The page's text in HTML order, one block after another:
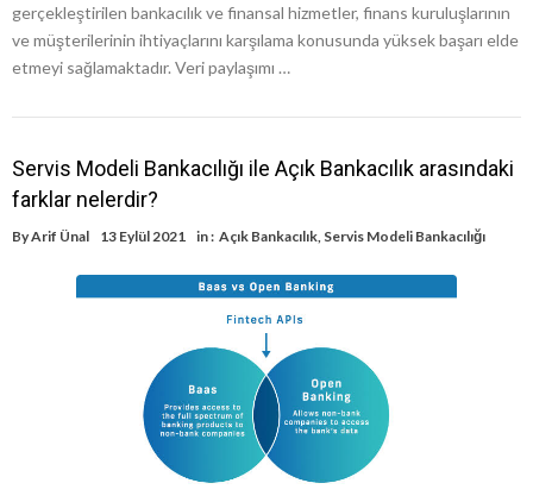
gerçekleştirilen bankacılık ve finansal hizmetler, finans kuruluşlarının
ve müşterilerinin ihtiyaçlarını karşılama konusunda yüksek başarı elde
etmeyi sağlamaktadır. Veri paylaşımı …
Servis Modeli Bankacılığı ile Açık Bankacılık arasındaki
farklar nelerdir?
ByArif Ünal 13 Eylül 2021 in : Açık Bankacılık Servis Modeli Bankacılığı